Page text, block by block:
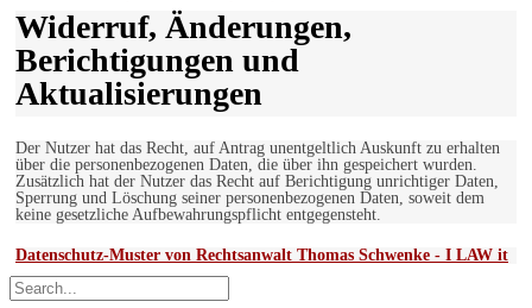
Widerruf, Änderungen,
Berichtigungen und
Aktualisierungen
Der Nutzer hat das Recht, auf Antrag unentgeltlich Auskunft zu erhalten
über die personenbezogenen Daten, die über ihn gespeichert wurden.
Zusätzlich hat der Nutzer das Recht auf Berichtigung unrichtiger Daten,
Sperrung und Löschung seiner personenbezogenen Daten, soweit dem
keine gesetzliche Aufbewahrungspflicht entgegensteht.
Datenschutz-Muster von Rechtsanwalt Thomas Schwenke - I LAW it